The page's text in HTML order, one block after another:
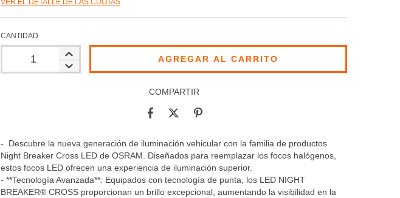
VER EL DETALLE DE LAS CUOTAS
CANTIDAD
COMPARTIR
- Descubre la nueva generación de iluminación vehicular con la familia de productos
Night Breaker Cross LED de OSRAM. Diseñados para reemplazar los focos halógenos,
estos focos LED ofrecen una experiencia de iluminación superior.
- **Tecnología Avanzada**: Equipados con tecnología de punta, los LED NIGHT
BREAKER® CROSS proporcionan un brillo excepcional, aumentando la visibilidad en la